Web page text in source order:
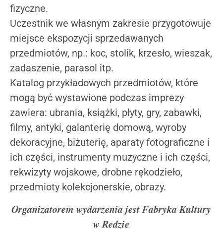
fizyczne.
Uczestnik we własnym zakresie przygotowuje
miejsce ekspozycji sprzedawanych
przedmiotów, np.: koc, stolik, krzesło, wieszak,
zadaszenie, parasol itp.
Katalog przykładowych przedmiotów, które
mogą być wystawione podczas imprezy
zawiera: ubrania, książki, płyty, gry, zabawki,
filmy, antyki, galanterię domową, wyroby
dekoracyjne, biżuterię, aparaty fotograficzne i
ich części, instrumenty muzyczne i ich części,
rekwizyty wojskowe, drobne rękodzieło,
przedmioty kolekcjonerskie, obrazy.
𝑶𝒓𝒈𝒂𝒏𝒊𝒛𝒂𝒕𝒐𝒓𝒆𝒎 𝒘𝒚𝒅𝒂𝒓𝒛𝒆𝒏𝒊𝒂 𝒋𝒆𝒔𝒕 𝑭𝒂𝒃𝒓𝒚𝒌𝒂 𝑲𝒖𝒍𝒕𝒖𝒓𝒚
𝒘 𝑹𝒆𝒅𝒛𝒊𝒆